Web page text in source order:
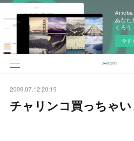
あなた
くろう
今す
2009.07.12 20:19
チャリンコ買っちゃい